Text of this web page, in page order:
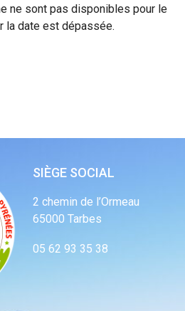
ne sont pas disponibles pour le
la date est dépassée.
SIÈGE SOCIAL
2 chemin de l’Ormeau
65000 Tarbes
05 62 93 35 38